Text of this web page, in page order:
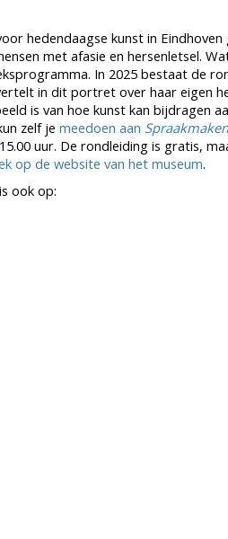
hedendaagse kunst in
met afasie en hersenletsel.
In 2025 bestaat de
in dit portret over haar eigen
is van hoe kunst kan bijdragen
zelf je meedoen aan
uur. De rondleiding is gratis,
op de website van het museum.
ook op: